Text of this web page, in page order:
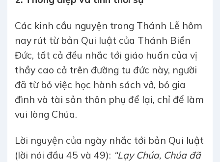
Các kinh cầu nguyện trong Thánh Lễ hôm
nay rút từ bản Qui luật của Thánh Biển
Đức, tất cả đều nhắc tới giáo huấn của vị
thầy cao cả trên đường tu đức này, người
đã từ bỏ việc học hành sách vở, bỏ gia
đình và tài sản thân phụ để lại, chỉ để làm
vui lòng Chúa.
Lời nguyện của ngày nhắc tới bản Qui luật
(lời nói đầu 45 và 49): “Lạy Chúa, Chúa đã